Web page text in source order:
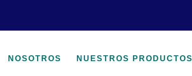
NOSOTROS NUESTROS PRODUCTOS